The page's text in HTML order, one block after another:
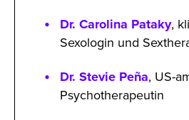
Dr. Carolina Pataky,
Sexologin und
Dr. Stevie Peña, US-
Psychotherapeutin